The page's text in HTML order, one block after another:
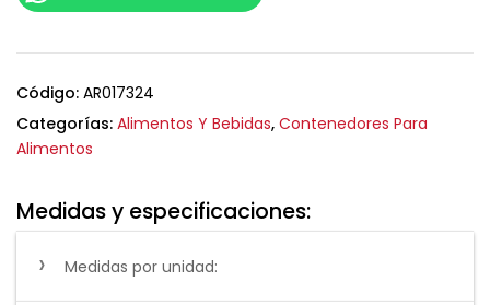
Código: AR017324
Categorías: Alimentos Y Bebidas, Contenedores Para
Alimentos
Medidas y especificaciones:
Medidas por unidad: